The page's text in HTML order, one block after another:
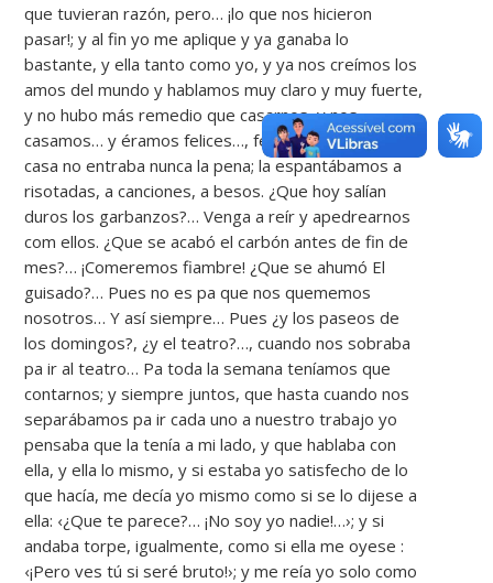
que tuvieran razón, pero… ¡lo que nos hicieron
pasar!; y al fin yo me aplique y ya ganaba lo
bastante, y ella tanto como yo, y ya nos creímos los
amos del mundo y hablamos muy claro y muy fuerte,
y no hubo más remedio que casarnos, y nos
casamos… y éramos felices…, felices… En nuestra
casa no entraba nunca la pena; la espantábamos a
risotadas, a canciones, a besos. ¿Que hoy salían
duros los garbanzos?… Venga a reír y apedrearnos
com ellos. ¿Que se acabó el carbón antes de fin de
mes?… ¡Comeremos fiambre! ¿Que se ahumó El
guisado?… Pues no es pa que nos quememos
nosotros… Y así siempre… Pues ¿y los paseos de
los domingos?, ¿y el teatro?…, cuando nos sobraba
pa ir al teatro… Pa toda la semana teníamos que
contarnos; y siempre juntos, que hasta cuando nos
separábamos pa ir cada uno a nuestro trabajo yo
pensaba que la tenía a mi lado, y que hablaba con
ella, y ella lo mismo, y si estaba yo satisfecho de lo
que hacía, me decía yo mismo como si se lo dijese a
ella: ‹¿Que te parece?… ¡No soy yo nadie!…›; y si
andaba torpe, igualmente, como si ella me oyese :
‹¡Pero ves tú si seré bruto!›; y me reía yo solo como